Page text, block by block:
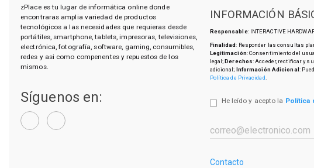
zPlace es tu lugar de informática online donde
encontraras amplia variedad de productos
tecnológicos a las necesidades que requieras desde
portátiles, smartphone, tablets, impresoras, televisiones,
electrónica, fotografía, software, gaming, consumibles,
redes y asi como compenentes y repuestos de los
mismos.
Síguenos en:
INFORMACIÓN
Responsable: INTERACTIVE
Finalidad: Responder las consultas
Legitimación: Consentimiento del
legal;Derechos: Acceder, rectificar y
adicional; Información Adicional:
Política de Privacidad
He leído y acepto la Política
Contacto